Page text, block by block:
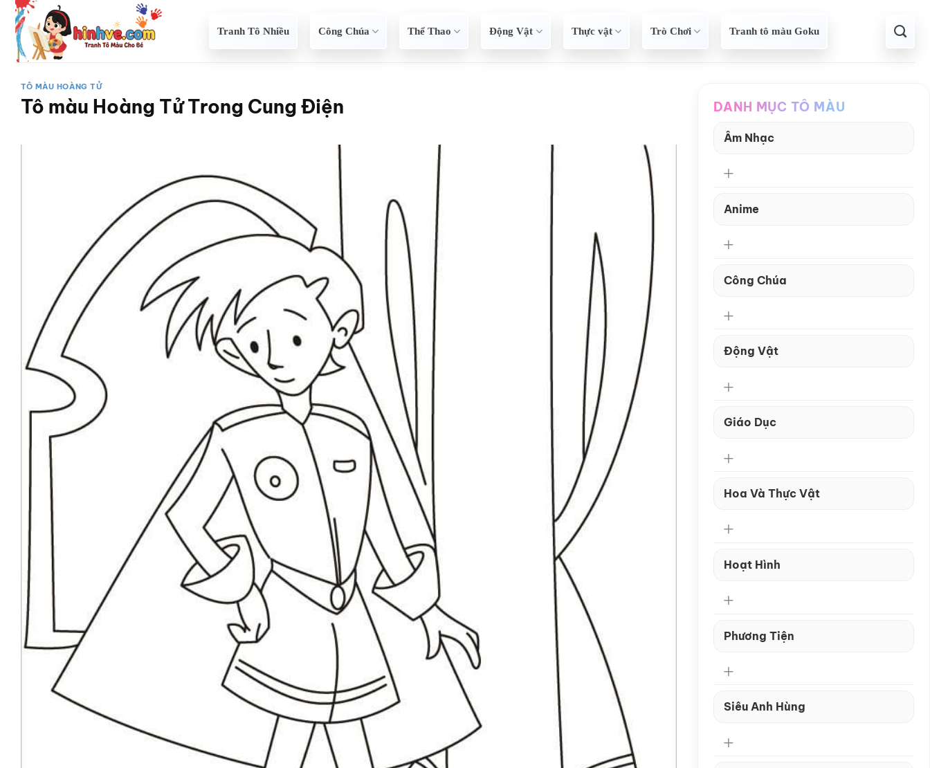
qua
dung
Tranh Tô Nhiều Công Chúa Thể Thao Động Vật Thực vật Trò Chơi Tranh tô màu Goku
TÔ MÀU HOÀNG TỬ
Tô màu Hoàng Tử Trong Cung Điện DANH MỤC TÔ MÀU
Âm Nhạc
Anime
Công Chúa
Động Vật
Giáo Dục
Hoa Và Thực Vật
Hoạt Hình
Phương Tiện
Siêu Anh Hùng